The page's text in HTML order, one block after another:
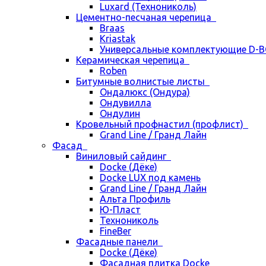
Luxard (Технониколь)
Цементно-песчаная черепица
Braas
Kriastak
Универсальные комплектующие D-
Керамическая черепица
Roben
Битумные волнистые листы
Ондалюкс (Ондура)
Ондувилла
Ондулин
Кровельный профнастил (профлист)
Grand Line / Гранд Лайн
Фасад
Виниловый сайдинг
Docke (Дёке)
Docke LUX под камень
Grand Line / Гранд Лайн
Альта Профиль
Ю-Пласт
Технониколь
FineBer
Фасадные панели
Docke (Дёке)
Фасадная плитка Docke